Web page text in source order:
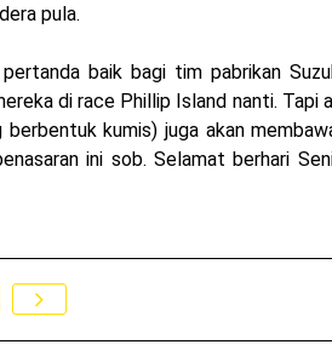
pula.
baik bagi tim pabrikan
di race Phillip Island nanti. Tapi
kumis) juga akan
ini sob. Selamat berhari